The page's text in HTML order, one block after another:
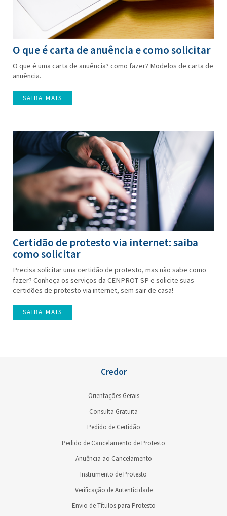
O que é carta de anuência e como solicitar
O que é uma carta de anuência? como fazer? Modelos de carta de
anuência.
SAIBA MAIS
Certidão de protesto via internet: saiba
como solicitar
Precisa solicitar uma certidão de protesto, mas não sabe como
fazer? Conheça os serviços da CENPROT-SP e solicite suas
certidões de protesto via internet, sem sair de casa!
SAIBA MAIS
Credor
Orientações Gerais
Consulta Gratuita
Pedido de Certidão
Pedido de Cancelamento de Protesto
Anuência ao Cancelamento
Instrumento de Protesto
Verificação de Autenticidade
Envio de Títulos para Protesto